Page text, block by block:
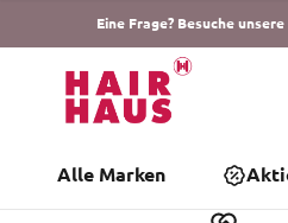
Eine Frage? Besuche
Alle Marken